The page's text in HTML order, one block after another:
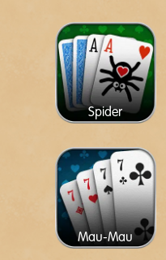
Spider
Mau-Mau